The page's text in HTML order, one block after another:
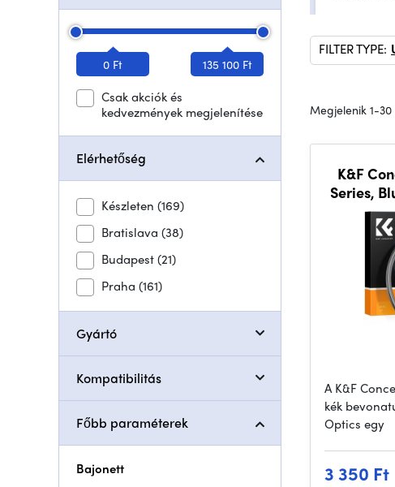
0 Ft 135 100 Ft
Csak akciók és
kedvezmények megjelenítése
Elérhetőség
Készleten (169)
Bratislava (38)
Budapest(21)
Praha (161)
Gyártó
Kompatibilitás
Főbb paraméterek
Bajonett
FILTER TYPE:
Megjelenik 1-
K&F
Series,
A K&F
kék
Optics egy
3 350 Ft